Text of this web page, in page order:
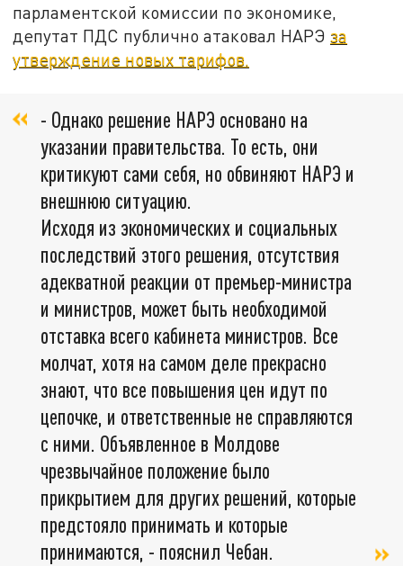
парламентской комиссии по экономике,
депутат ПДС публично атаковал НАРЭза
утверждение новых тарифов.
- Однако решение НАРЭ основано на
указании правительства. То есть, они
критикуют сами себя, но обвиняют НАРЭ и
внешнюю ситуацию.
Исходя из экономических и социальных
последствий этого решения, отсутствия
адекватной реакции от премьер-министра
и министров, может быть необходимой
отставка всего кабинета министров. Все
молчат, хотя на самом деле прекрасно
знают, что все повышения цен идут по
цепочке, и ответственные не справляются
с ними. Объявленное в Молдове
чрезвычайное положение было
прикрытием для других решений, которые
предстояло принимать и которые
принимаются, - пояснил Чебан.